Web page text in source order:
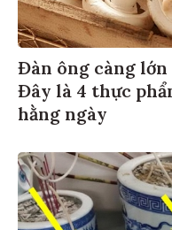
Đàn ông càng
Đây là 4 thực
hằng ngày